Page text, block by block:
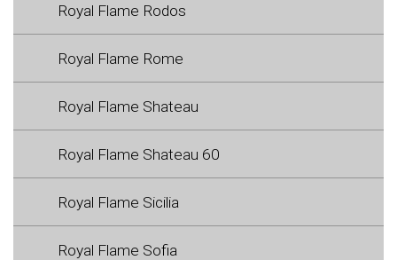
Royal Flame Rodos
Royal Flame Rome
Royal Flame Shateau
Royal Flame Shateau 60
Royal Flame Sicilia
Royal Flame Sofia